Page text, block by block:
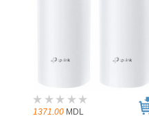
1371.00 MDL